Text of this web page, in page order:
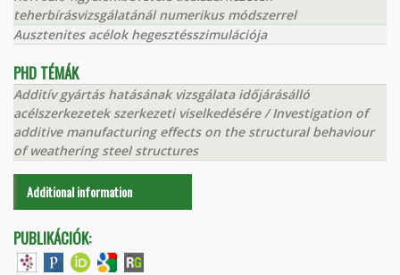
teherbírásvizsgálatánál numerikus módszerrel
Ausztenites acélok hegesztésszimulációja
PHD TÉMÁK
Additív gyártás hatásának vizsgálata időjárásálló
acélszerkezetek szerkezeti viselkedésére / Investigation of
additive manufacturing effects on the structural behaviour
of weathering steel structures
Additional information
PUBLIKÁCIÓK: